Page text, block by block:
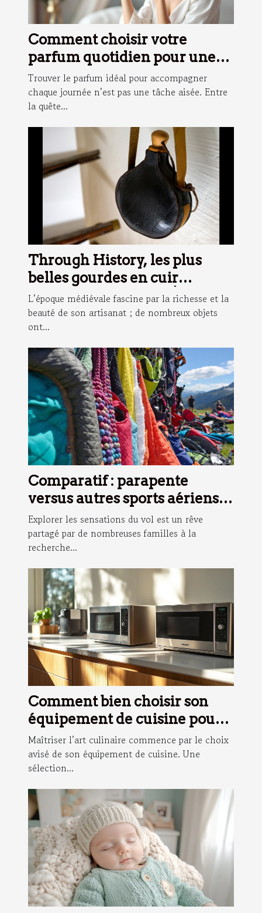
Comment choisir votre
parfum quotidien pour une
fraîcheur durable ?
Trouver le parfum idéal pour accompagner
chaque journée n’est pas une tâche aisée. Entre
la quête...
Through History, les plus
belles gourdes en cuir
inspirées du Moyen-Âge !
L’époque médiévale fascine par la richesse et la
beauté de son artisanat ; de nombreux objets
ont...
Comparatif : parapente
versus autres sports aériens
pour familles
Explorer les sensations du vol est un rêve
partagé par de nombreuses familles à la
recherche...
Comment bien choisir son
équipement de cuisine pour
devenir un pro des recettes ?
Maîtriser l’art culinaire commence par le choix
avisé de son équipement de cuisine. Une
sélection...